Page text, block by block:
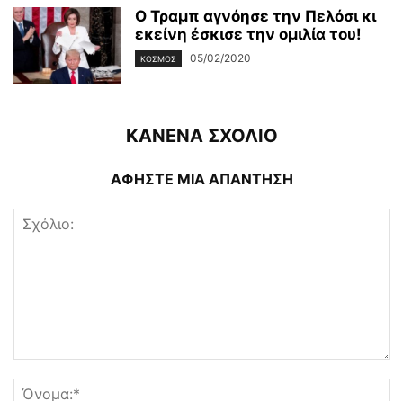
Ο Τραμπ αγνόησε την Πελόσι κι
εκείνη έσκισε την ομιλία του!
ΚΌΣΜΟΣ 05/02/2020
ΚΑΝΕΝΑ ΣΧΟΛΙΟ
ΑΦΗΣΤΕ ΜΙΑ ΑΠΑΝΤΗΣΗ